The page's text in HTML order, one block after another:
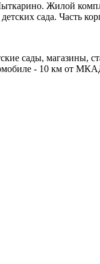
Жилой
сада. Часть
сады,
- 10 км от